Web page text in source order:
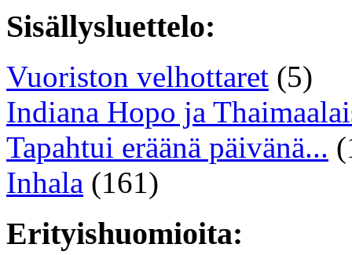
Sisällysluettelo:
Vuoriston velhottaret (5)
Indiana Hopo ja
Tapahtui eräänä päivänä...
Inhala (161)
Erityishuomioita: